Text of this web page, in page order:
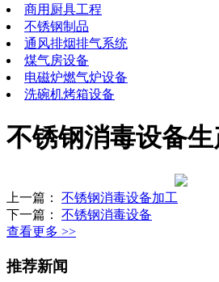
商用厨具工程
不锈钢制品
通风排烟排气系统
煤气房设备
电磁炉燃气炉设备
洗碗机烤箱设备
不锈钢消毒设备生
上一篇： 不锈钢消毒设备加工
下一篇： 不锈钢消毒设备
查看更多 >>
推荐新闻